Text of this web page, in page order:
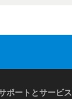
ポートとサービス